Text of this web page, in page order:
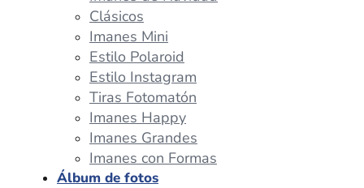
Clásicos
Imanes Mini
Estilo Polaroid
Estilo Instagram
Tiras Fotomatón
Imanes Happy
Imanes Grandes
Imanes con Formas
Álbum de fotos